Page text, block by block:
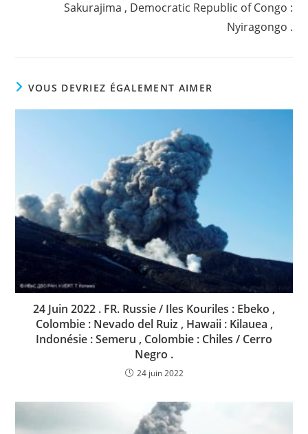
Sakurajima , Democratic Republic of Congo :
Nyiragongo .
VOUS DEVRIEZ ÉGALEMENT AIMER
24 Juin 2022 . FR. Russie / Iles Kouriles : Ebeko ,
Colombie : Nevado del Ruiz , Hawaii : Kilauea ,
Indonésie : Semeru , Colombie : Chiles / Cerro
Negro .
24 juin 2022